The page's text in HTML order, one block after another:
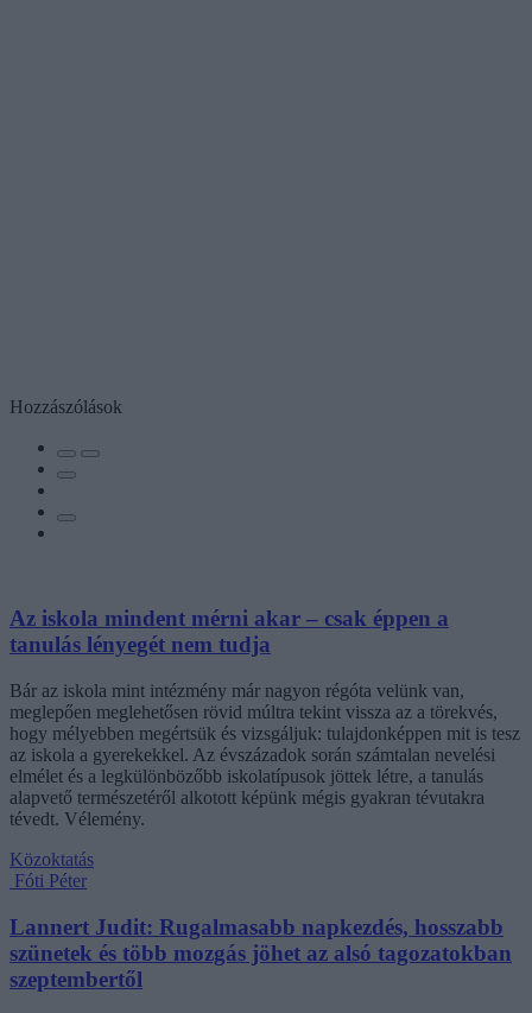
Hozzászólások
Az iskola mindent mérni akar – csak éppen a
tanulás lényegét nem tudja
Bár az iskola mint intézmény már nagyon régóta velünk van,
meglepően meglehetősen rövid múltra tekint vissza az a törekvés,
hogy mélyebben megértsük és vizsgáljuk: tulajdonképpen mit is tesz
az iskola a gyerekekkel. Az évszázadok során számtalan nevelési
elmélet és a legkülönbözőbb iskolatípusok jöttek létre, a tanulás
alapvető természetéről alkotott képünk mégis gyakran tévutakra
tévedt. Vélemény.
Közoktatás
Fóti Péter
Lannert Judit: Rugalmasabb napkezdés, hosszabb
szünetek és több mozgás jöhet az alsó tagozatokban
szeptembertől